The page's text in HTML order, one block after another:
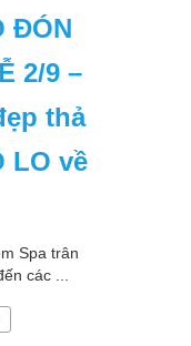
ĐÓN
2/9 –
thả
LO về
Spa trân
các ...